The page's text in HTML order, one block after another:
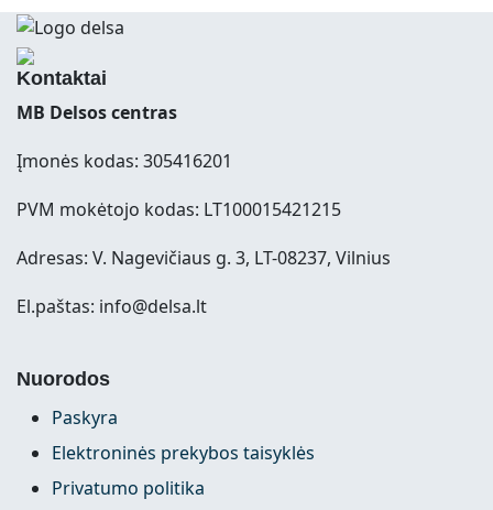
Kontaktai
MB Delsos centras
Įmonės kodas: 305416201
PVM mokėtojo kodas: LT100015421215
Adresas: V. Nagevičiaus g. 3, LT-08237, Vilnius
El.paštas: info@delsa.lt
Nuorodos
Paskyra
Elektroninės prekybos taisyklės
Privatumo politika